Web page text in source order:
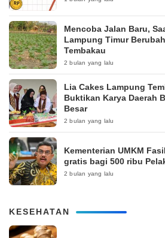
Mencoba Jalan Baru,
Lampung Timur
Tembakau
2 bulan yang lalu
Lia Cakes Lampung
Buktikan Karya Daerah
Besar
2 bulan yang lalu
Kementerian UMKM
gratis bagi 500 ribu
2 bulan yang lalu
KESEHATAN